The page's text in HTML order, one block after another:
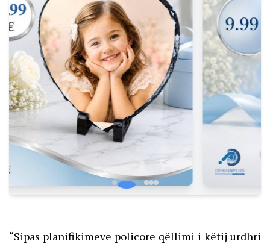
“Sipas planifikimeve policore qëllimi i këtij urdhri